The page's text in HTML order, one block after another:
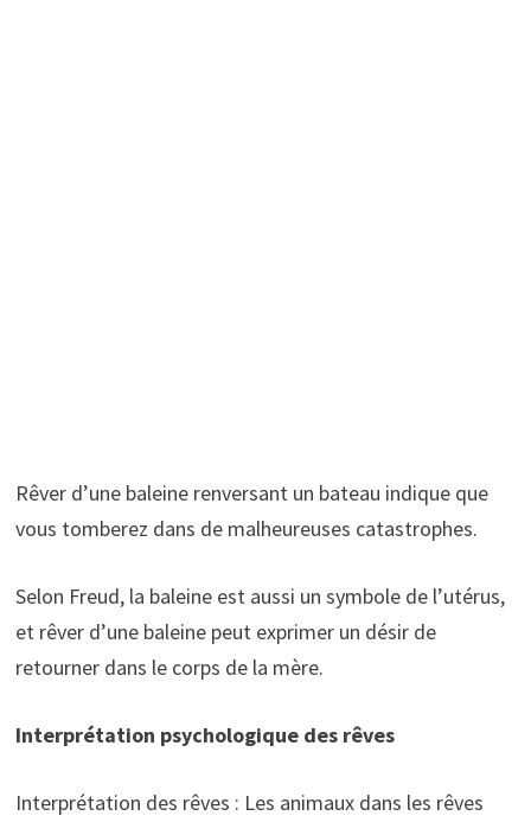
Rêver d’une baleine renversant un bateau indique que
vous tomberez dans de malheureuses catastrophes.
Selon Freud, la baleine est aussi un symbole de l’utérus,
et rêver d’une baleine peut exprimer un désir de
retourner dans le corps de la mère.
Interprétation psychologique des rêves
Interprétation des rêves : Les animaux dans les rêves